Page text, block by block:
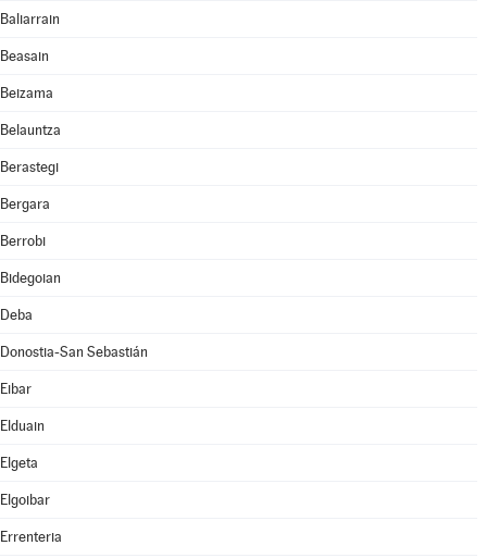
Baliarrain
Beasain
Beizama
Belauntza
Berastegi
Bergara
Berrobi
Bidegoian
Deba
Donostia-San Sebastián
Eibar
Elduain
Elgeta
Elgoibar
Errenteria